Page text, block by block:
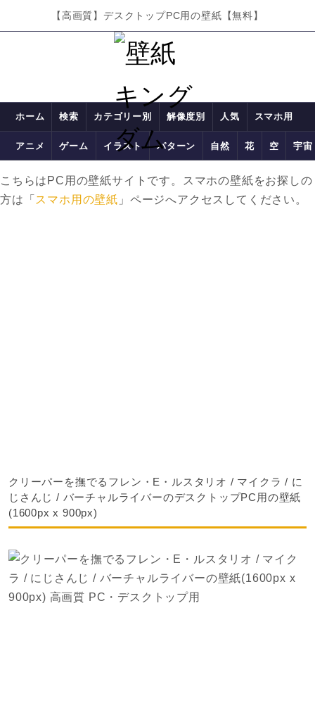
【高画質】デスクトップPC用の壁紙【無料】
ホーム 検索 カテゴリー別 解像度別 人気 スマホ用
アニメ ゲーム イラスト パターン 自然 花 空 宇宙
こちらはPC用の壁紙サイトです。スマホの壁紙をお探しの
方は「 スマホ用の壁紙 」ページへアクセスしてください。
クリーパーを撫でるフレン・E・ルスタリオ / マイクラ / に
じさんじ / バーチャルライバーのデスクトップPC用の壁紙
(1600px x 900px)